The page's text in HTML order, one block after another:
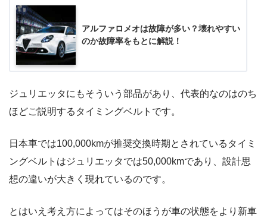
アルファロメオは故障が多い？壊れやすい
のか故障率をもとに解説！
ジュリエッタにもそういう部品があり、代表的なのはのち
ほどご説明するタイミングベルトです。
日本車では100,000kmが推奨交換時期とされているタイミ
ングベルトはジュリエッタでは50,000kmであり、設計思
想の違いが大きく現れているのです。
とはいえ考え方によってはそのほうが車の状態をより新車